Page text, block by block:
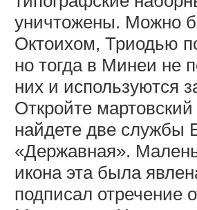
уничтожены. Можно
Октоихом, Триодью
но тогда в Минеи не
них и используются
Откройте
найдете две службы
«Державная».
икона эта была
подписал отречение